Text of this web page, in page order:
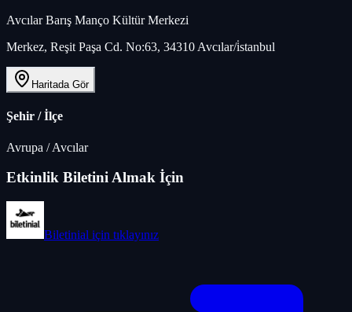
Avcılar Barış Manço Kültür Merkezi
Merkez, Reşit Paşa Cd. No:63, 34310 Avcılar/i̇stanbul
Haritada Gör
Şehir / İlçe
Avrupa /Avcılar
Etkinlik Biletini Almak İçin
Biletinial için tıklayınız